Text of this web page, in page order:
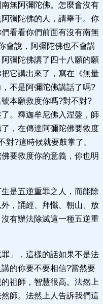
無阿彌陀佛。怎麼會沒有
彌陀佛的人，請舉手。你
看看你們前面有沒有南無
會說，阿彌陀佛也不會講
彌陀佛講了四十八願的願
它講出來了，寫在《無量
不是阿彌陀佛講話了嗎?
本願救度你嗎?對不對?
。釋迦牟尼佛入涅盤，師
，在傳達阿彌陀佛要救度
對?這時候就要鼓掌了。
要救度你的意義，你也明
是五逆重罪之人，而能除
，誦經、拜懺、朝山、放
有辦法除滅這一種五逆重
」，這樣的話如果不是法
的你要不要相信?當然要
祖師，智慧很高。法然上
師。法然上人告訴我們這